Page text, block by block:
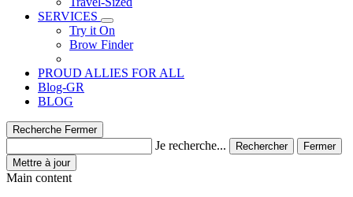
SERVICES
Try it On
Brow Finder
PROUD ALLIES FOR ALL
Blog-GR
BLOG
Recherche Fermer
Je recherche... Rechercher
Fermer
Mettre à jour
Main content